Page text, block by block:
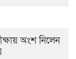
অংশ নিলেন